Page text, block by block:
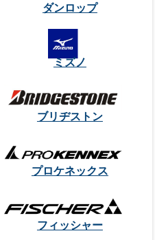
ダンロップ
ミズノ
ブリヂストン
プロケネックス
フィッシャー